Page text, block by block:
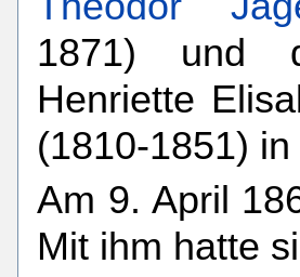
1871) und
Henriette
(1810-1851)
Am 9. April
Mit ihm hatte